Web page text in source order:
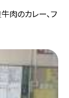
肉のカレー、フ